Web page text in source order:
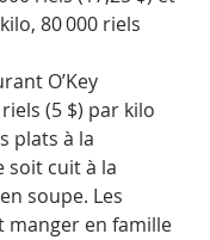
80 000 riels
O’Key
(5 $) par kilo
plats à la
soit cuit à la
soupe. Les
manger en famille